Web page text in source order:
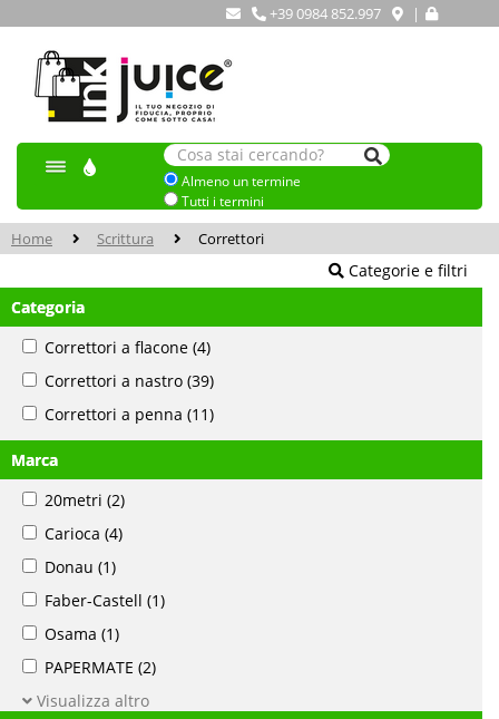
+39 0984 852.997 |
Almeno un termine
Tutti i termini
Home Scrittura Correttori
Categorie e filtri
Categoria
Correttori a flacone (4)
Correttori a nastro (39)
Correttori a penna (11)
Marca
20metri (2)
Carioca (4)
Donau (1)
Faber-Castell (1)
Osama (1)
PAPERMATE (2)
Visualizza altro